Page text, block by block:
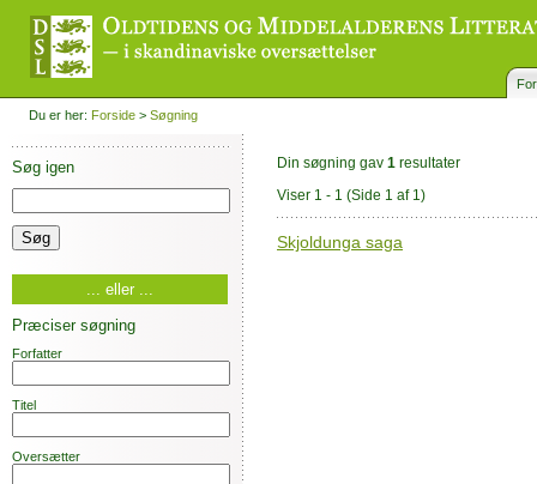
Du er her: Forside > Søgning
Søg igen
... eller ...
Præciser søgning
Forfatter
Titel
Oversætter
Din søgning gav 1 resultater
Viser 1 - 1 (Side 1 af 1)
Skjoldunga saga